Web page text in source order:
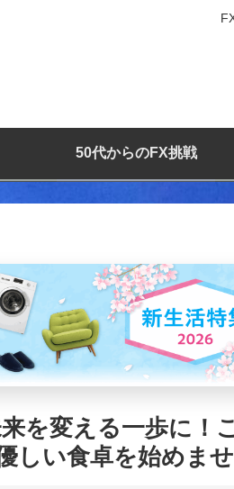
50代からのFX挑戦
を変える一歩に！
しい食卓を始めま